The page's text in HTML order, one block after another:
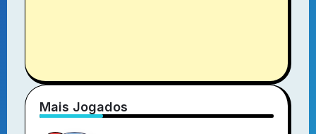
Mais Jogados